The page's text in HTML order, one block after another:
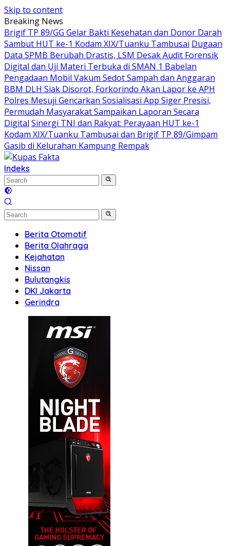
Skip to content
Breaking News
Brigif TP 89/GG Gelar Bakti Kesehatan dan Donor Darah
Sambut HUT ke-1 Kodam XIX/Tuanku Tambusai Dugaan
Data SPMB Berubah Drastis, LSM Desak Audit Forensik
Digital dan Uji Materi Terbuka di SMAN 1 Babelan
Pengadaan Mobil Vakum Sedot Sampah dan Anggaran
BBM DLH Siak Disorot, Forkorindo Akan Lapor ke APH
Polres Mesuji Gencarkan Sosialisasi App Siger Presisi,
Permudah Masyarakat Sampaikan Laporan Secara
Digital Sinergi TNI dan Rakyat: Perayaan HUT ke-1
Kodam XIX/Tuanku Tambusai dan Brigif TP 89/Gimpam
Gasib di Kelurahan Kampung Rempak
Indeks
Berita Otomotif
Berita Olahraga
Kejahatan
Nissan
Bulutangkis
DKI Jakarta
Gerindra